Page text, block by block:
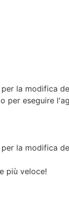
la modifica
eseguire
la modifica
più veloce!